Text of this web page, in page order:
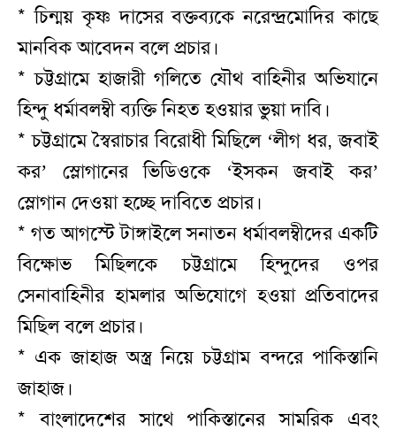
* চিন্ময় কৃষ্ণ দাসের বক্তব্যকে নরেন্দ্রমোদির কাছে
মানবিক আবেদন বলে প্রচার।
* চট্টগ্রামে হাজারী গলিতে যৌথ বাহিনীর অভিযানে
হিন্দু ধর্মাবলম্বী ব্যক্তি নিহত হওয়ার ভুয়া দাবি।
* চট্টগ্রামে স্বৈরাচার বিরোধী মিছিলে ‘লীগ ধর, জবাই
কর’ স্লোগানের ভিডিওকে ‘ইসকন জবাই কর’
স্লোগান দেওয়া হচ্ছে দাবিতে প্রচার।
* গত আগস্টে টাঙ্গাইলে সনাতন ধর্মাবলম্বীদের একটি
বিক্ষোভ মিছিলকে চট্টগ্রামে হিন্দুদের ওপর
সেনাবাহিনীর হামলার অভিযোগে হওয়া প্রতিবাদের
মিছিল বলে প্রচার।
* এক জাহাজ অস্ত্র নিয়ে চট্টগ্রাম বন্দরে পাকিস্তানি
জাহাজ।
* বাংলাদেশের সাথে পাকিস্তানের সামরিক এবং